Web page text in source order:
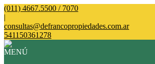
(011) 4667.5500 / 7070
|
consultas@defrancopropiedades.com.ar
541150361278
MENÚ